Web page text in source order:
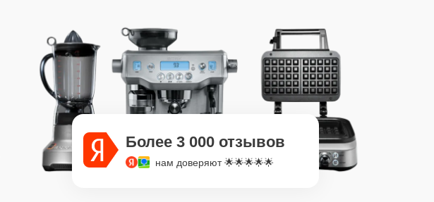
Более 3 000 отзывов
нам доверяют 🌟🌟🌟🌟🌟